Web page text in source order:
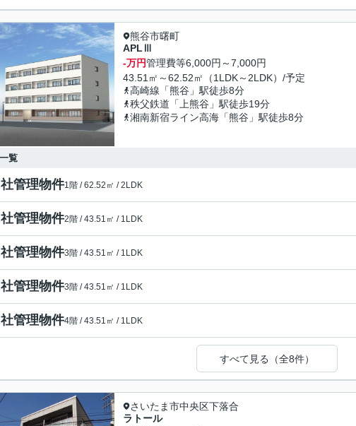
熊谷市曙町
APLⅢ
-万円管理費等6,000円～7,000円
43.51㎡～62.52㎡（1LDK～2LDK）/予定
高崎線「熊谷」駅徒歩8分
秩父鉄道「上熊谷」駅徒歩19分
湘南新宿ライン高海「熊谷」駅徒歩8分
覧
管理物件1階 / 62.52㎡ / 2LDK
管理物件2階 / 43.51㎡ / 1LDK
管理物件3階 / 43.51㎡ / 1LDK
管理物件3階 / 43.51㎡ / 1LDK
管理物件4階 / 43.51㎡ / 1LDK
すべて見る（全8件）
さいたま市中央区下落合
ラトール